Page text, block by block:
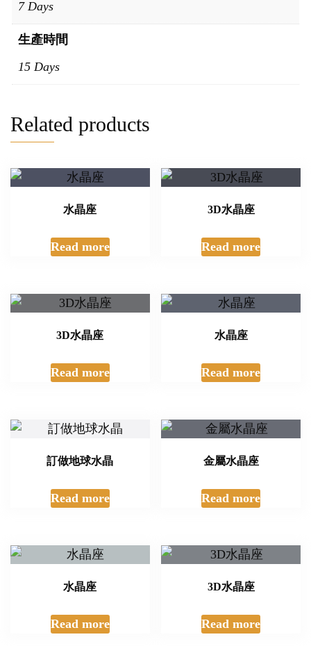
7 Days
生產時間
15 Days
Related products
水晶座
Read more
3D水晶座
Read more
3D水晶座
Read more
水晶座
Read more
訂做地球水晶
Read more
金屬水晶座
Read more
水晶座
Read more
3D水晶座
Read more